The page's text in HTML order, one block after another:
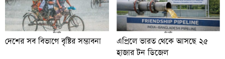
দেশের সব বিভাগে বৃষ্টির সম্ভাবনা
এপ্রিলে ভারত থেকে আসছে ২৫
হাজার টন ডিজেল